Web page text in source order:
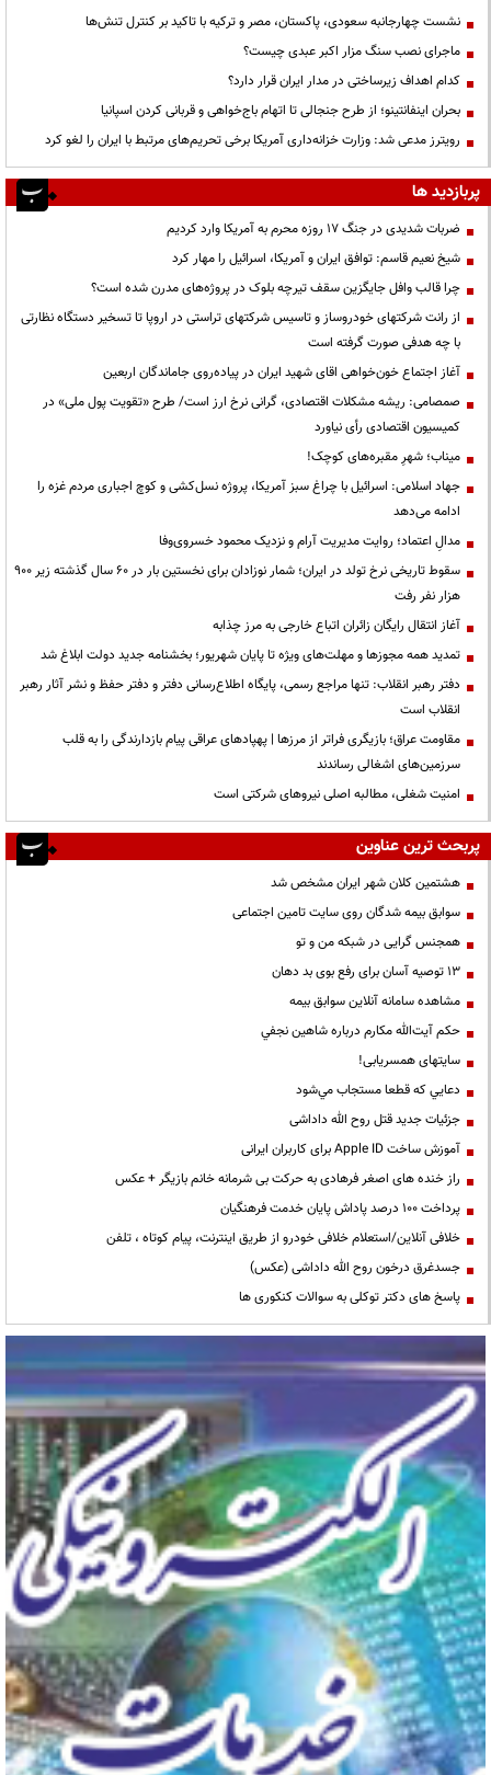
نشست چهارجانبه سعودی، پاکستان، مصر و ترکیه با تاکید بر کنترل تنش‌ها
ماجرای نصب سنگ مزار اکبر عبدی چیست؟
کدام اهداف زیرساختی در مدار ایران قرار دارد؟
بحران اینفانتینو؛ از طرح جنجالی تا اتهام باج‌خواهی و قربانی کردن اسپانیا
رویترز مدعی شد: وزارت خزانه‌داری آمریکا برخی تحریم‌های مرتبط با ایران را لغو کرد
پربازدید ها
ضربات شدیدی در جنگ ۱۷ روزه محرم به آمریکا وارد کردیم
شیخ نعیم قاسم: توافق ایران و آمریکا، اسرائیل را مهار کرد
چرا قالب وافل جایگزین سقف تیرچه بلوک در پروژه‌های مدرن شده است؟
از رانت‌ شرکتهای خودروساز و تاسیس شرکتهای تراستی در اروپا تا تسخیر دستگاه نظارتی
با چه هدفی صورت گرفته است
آغاز اجتماع خون‌خواهی اقای شهید ایران در پیاده‌روی جاماندگان اربعین
صمصامی: ریشه مشکلات اقتصادی، گرانی نرخ ارز است/ طرح «تقویت پول ملی» در
کمیسیون اقتصادی رأی نیاورد
میناب؛ شهرِ مقبره‌های کوچک!
جهاد اسلامی: اسرائیل با چراغ سبز آمریکا، پروژه نسل‌کشی و کوچ اجباری مردم غزه را
ادامه می‌دهد
مدالِ اعتماد؛ روایت مدیریت آرام و نزدیک محمود خسروی‌وفا
سقوط تاریخی نرخ تولد در ایران؛ شمار نوزادان برای نخستین بار در ۶۰ سال گذشته زیر ۹۰۰
هزار نفر رفت
آغاز انتقال رایگان زائران اتباع خارجی به مرز چذابه
تمدید همه مجوزها و مهلت‌های ویژه تا پایان شهریور؛ بخشنامه جدید دولت ابلاغ شد
دفتر رهبر انقلاب: تنها مراجع رسمی، پایگاه اطلاع‌رسانی دفتر و دفتر حفظ و نشر آثار رهبر
انقلاب است
مقاومت عراق؛ بازیگری فراتر از مرزها | پهپادهای عراقی پیام بازدارندگی را به قلب
سرزمین‌های اشغالی رساندند
‌امنیت شغلی، مطالبه اصلی نیروهای شرکتی است
پربحث ترین عناوین
هشتمین کلان شهر ایران مشخص شد
سوابق بیمه شدگان روی سایت تامین اجتماعی
همجنس گرایی در شبکه من و تو
13 توصیه آسان برای رفع بوی بد دهان
مشاهده سامانه آنلاين سوابق بیمه
حكم آيت‌الله مكارم درباره شاهين نجفي
سایتهای همسریابی!
دعايي كه قطعا مستجاب مي‌شود
جزئیات جدید قتل روح الله داداشی
آموزش ساخت Apple ID برای کاربران ایرانی
راز خنده های اصغر فرهادی به حرکت بی شرمانه خانم بازیگر + عکس
پرداخت ۱۰۰ درصد پاداش پایان خدمت فرهنگیان
خلافی آنلاین/استعلام خلافی خودرو از طریق اینترنت، پیام کوتاه ، تلفن
جسدغرق درخون روح الله داداشی (عکس)
پاسخ های دکتر توکلی به سوالات کنکوری ها